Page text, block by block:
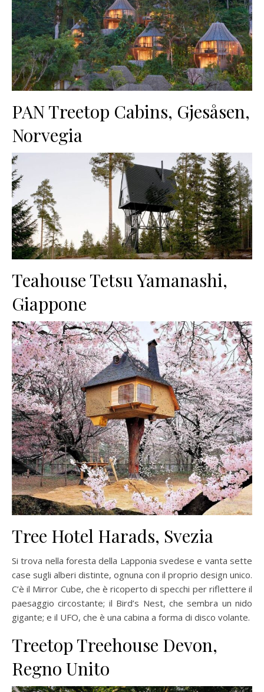
PAN Treetop Cabins, Gjesåsen,
Norvegia
Teahouse Tetsu Yamanashi,
Giappone
Tree Hotel Harads, Svezia
Si trova nella foresta della Lapponia svedese e vanta sette
case sugli alberi distinte, ognuna con il proprio design unico.
C’è il Mirror Cube, che è ricoperto di specchi per riflettere il
paesaggio circostante; il Bird’s Nest, che sembra un nido
gigante; e il UFO, che è una cabina a forma di disco volante.
Treetop Treehouse Devon,
Regno Unito